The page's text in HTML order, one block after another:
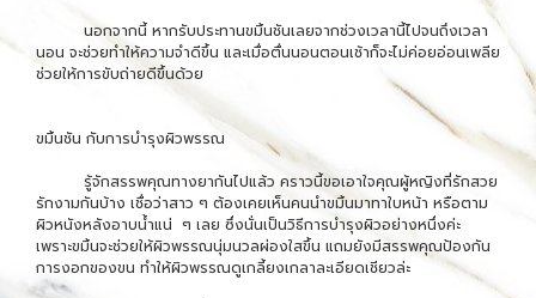
นอกจากนี้ หากรับประทานขมิ้นชันเลยจากช่วงเวลานี้ไปจนถึงเวลา
นอน จะช่วยทำให้ความจำดีขึ้น และเมื่อตื่นนอนตอนเช้าก็จะไม่ค่อยอ่อนเพลีย
ช่วยให้การขับถ่ายดีขึ้นด้วย
ขมิ้นชัน กับการบำรุงผิวพรรณ
รู้จักสรรพคุณทางยากันไปแล้ว คราวนี้ขอเอาใจคุณผู้หญิงที่รักสวย
รักงามกันบ้าง เชื่อว่าสาว ๆ ต้องเคยเห็นคนนำขมิ้นมาทาใบหน้า หรือตาม
ผิวหนังหลังอาบน้ำแน่ ๆ เลย ซึ่งนั่นเป็นวิธีการบำรุงผิวอย่างหนึ่งค่ะ
เพราะขมิ้นจะช่วยให้ผิวพรรณนุ่มนวลผ่องใสขึ้น แถมยังมีสรรพคุณป้องกัน
การงอกของขน ทำให้ผิวพรรณดูเกลี้ยงเกลาละเอียดเชียวล่ะ